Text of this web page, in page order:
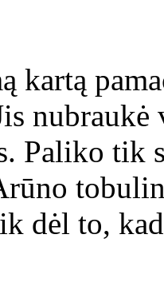
kartą
Paliko tik
dėl to,